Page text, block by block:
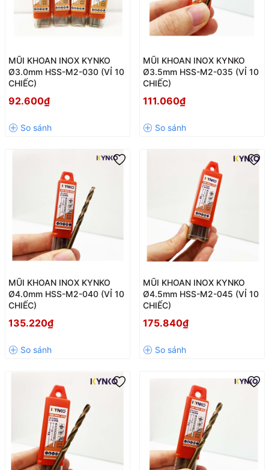
MŨI KHOAN INOX KYNKO
Ø3.0mm HSS-M2-030 (VỈ 10
CHIẾC)
92.600₫
MŨI KHOAN INOX KYNKO
Ø3.5mm HSS-M2-035 (VỈ 10
CHIẾC)
111.060₫
MŨI KHOAN INOX KYNKO
Ø4.0mm HSS-M2-040 (VỈ 10
CHIẾC)
135.220₫
MŨI KHOAN INOX KYNKO
Ø4.5mm HSS-M2-045 (VỈ 10
CHIẾC)
175.840₫